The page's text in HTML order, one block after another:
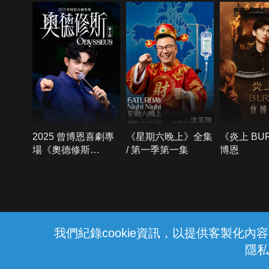
我們紀錄cookie資訊，以提供客製化內
隱
2025 曾博恩喜劇專
場《奧德修斯
《星期六晚上》全集
/ 第一季第一集
《炎上
博恩